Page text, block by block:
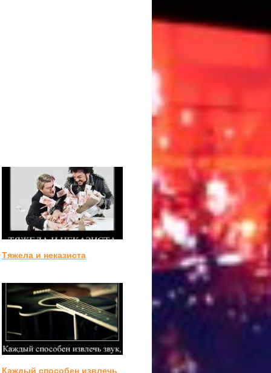
Тяжела и неказиста
Каждый способен извлечь